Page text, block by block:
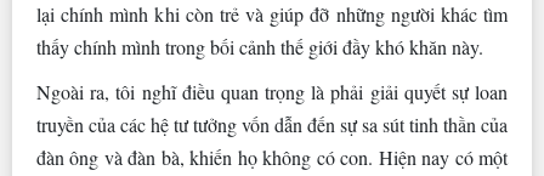
lại chính mình khi còn trẻ và giúp đỡ những người khác tìm
thấy chính mình trong bối cảnh thế giới đầy khó khăn này.
Ngoài ra, tôi nghĩ điều quan trọng là phải giải quyết sự loan
truyền của các hệ tư tưởng vốn dẫn đến sự sa sút tinh thần của
đàn ông và đàn bà, khiến họ không có con. Hiện nay có một